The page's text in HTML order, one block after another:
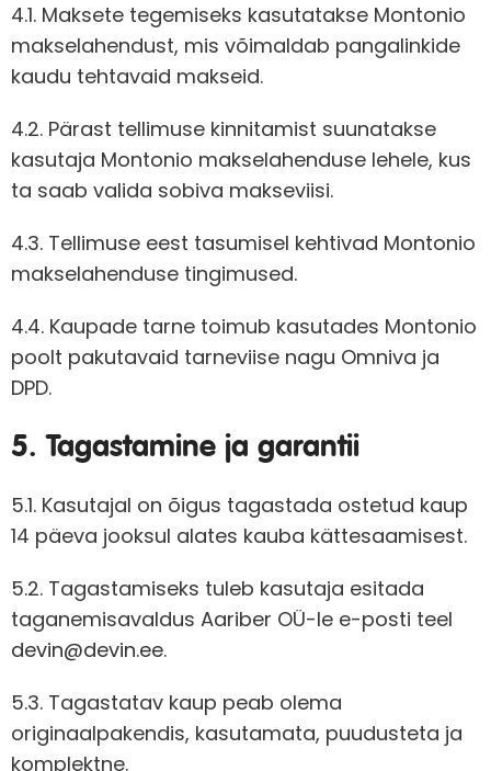
4.1. Maksete tegemiseks kasutatakse Montonio
makselahendust, mis võimaldab pangalinkide
kaudu tehtavaid makseid.
4.2. Pärast tellimuse kinnitamist suunatakse
kasutaja Montonio makselahenduse lehele, kus
ta saab valida sobiva makseviisi.
4.3. Tellimuse eest tasumisel kehtivad Montonio
makselahenduse tingimused.
4.4. Kaupade tarne toimub kasutades Montonio
poolt pakutavaid tarneviise nagu Omniva ja
DPD.
5. Tagastamine ja garantii
5.1. Kasutajal on õigus tagastada ostetud kaup
14 päeva jooksul alates kauba kättesaamisest.
5.2. Tagastamiseks tuleb kasutaja esitada
taganemisavaldus Aariber OÜ-le e-posti teel
devin@devin.ee.
5.3. Tagastatav kaup peab olema
originaalpakendis, kasutamata, puudusteta ja
komplektne.